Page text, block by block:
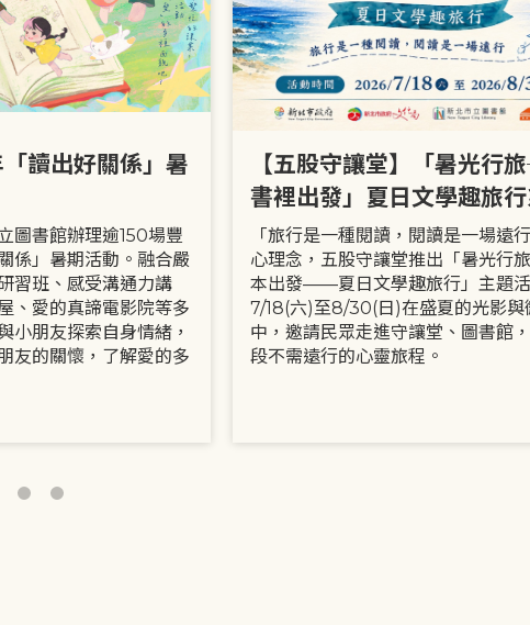
「讀出好關係」暑
圖書館辦理逾150場豐
係」暑期活動。融合嚴
習班、感受溝通力講
、愛的真諦電影院等多
小朋友探索自身情緒，
友的關懷，了解愛的多
【五股守讓堂】「暑光行
書裡出發」夏日文學趣旅行
活動
「旅行是一種閱讀，閱讀是一場遠
心理念，五股守讓堂推出「暑光行
本出發——夏日文學趣旅行」主題活
7/18(六)至8/30(日)在盛夏的光影與
中，邀請民眾走進守讓堂、圖書館
段不需遠行的心靈旅程。